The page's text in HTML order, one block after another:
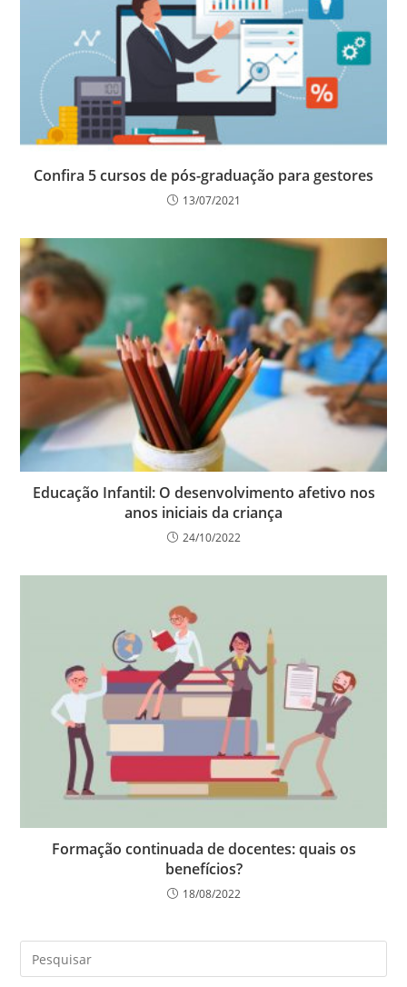
Confira 5 cursos de pós-graduação para gestores
13/07/2021
Educação Infantil: O desenvolvimento afetivo nos
anos iniciais da criança
24/10/2022
Formação continuada de docentes: quais os
benefícios?
18/08/2022